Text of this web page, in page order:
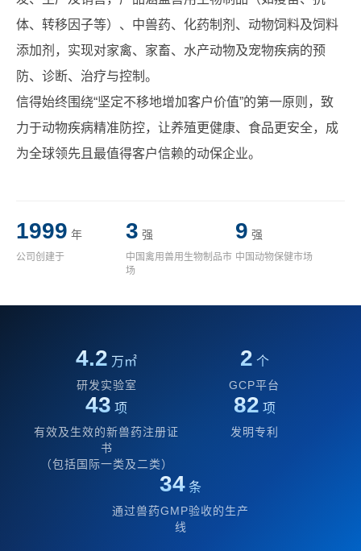
体、转移因子等）、中兽药、化药制剂、动物饲料及饲料
添加剂，实现对家禽、家畜、水产动物及宠物疾病的预
防、诊断、治疗与控制。
信得始终围绕“坚定不移地增加客户价值”的第一原则，致
力于动物疾病精准防控，让养殖更健康、食品更安全，成
为全球领先且最值得客户信赖的动保企业。
1999 年
公司创建于
3 强
中国禽用兽用生物制品市
场
9 强
中国动物保健市场
4.2 万㎡
研发实验室
2 个
GCP平台
43 项
有效及生效的新兽药注册证
书
（包括国际一类及二类）
82 项
发明专利
34 条
通过兽药GMP验收的生产
线